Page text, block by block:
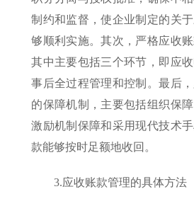
制约和监督，使企业制定的关
够顺利实施。其次，严格应收
其中主要包括三个环节，即应
事后全过程管理和控制。最后
的保障机制，主要包括组织保障
激励机制保障和采用现代技术
款能够按时足额地收回。
3.应收账款管理的具体方法